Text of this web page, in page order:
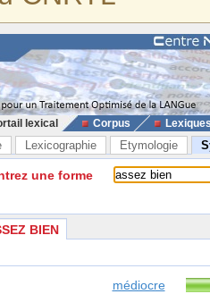
lexical Corpus
Lexicographie Etymologie
une forme
BIEN
médiocre